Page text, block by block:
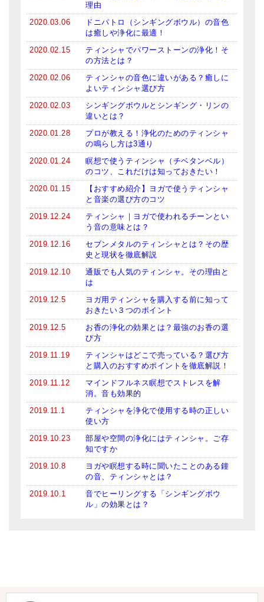
ビギナー講師・養成講座
メールお便り登録
LINEお友だち登録
お客様の声
ブログ
理由
2020.03.06
ドニパトロ（シンギングボウル）の音色
は癒しや浄化に最適！
2020.02.15
ティンシャでパワーストーンの浄化！そ
の方法とは？
2020.02.06
ティンシャの音色に違いがある？癒しに
よいティンシャ選び方
2020.02.03
シンギングボウルとシンギング・リンの
違いとは？
2020.01.28
プロが教える！浄化のためのティンシャ
の鳴らし方は3通り
2020.01.24
瞑想で使うティンシャ（チベタンベル）
のコツ、これだけは知っておきたい！
2020.01.15
【おすすめ紹介】ヨガで使うティンシャ
と音楽の選び方のコツ
2019.12.24
ティンシャ｜ヨガで使われるチーンとい
う音の意味とは？
2019.12.16
セブンメタルのティンシャとは？その歴
史と現状を徹底解説
2019.12.10
通販でも人気のティンシャ。その理由と
は
2019.12.5
ヨガ用ティンシャを購入する前に知って
おきたい３つのポイント
2019.12.5
お香の浄化の効果とは？最強のお香の選
び方
2019.11.19
ティンシャはどこで売っている？選び方
と購入のおすすめポイントを徹底解説！
2019.11.12
マインドフルネス瞑想でストレスを解
消。音も効果的
2019.11.1
ティンシャを浄化で使用する時の正しい
使い方
2019.10.23
部屋や空間の浄化にはティンシャ。ご存
知ですか
2019.10.8
ヨガや瞑想する時に聞いたことのある鐘
の音、ティンシャとは？
2019.10.1
音でヒーリングする「シンギングボウ
ル」の効果とは？